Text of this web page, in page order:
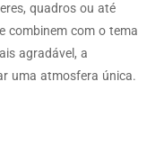
quadros ou até
combinem com o tema
agradável, a
uma atmosfera única.